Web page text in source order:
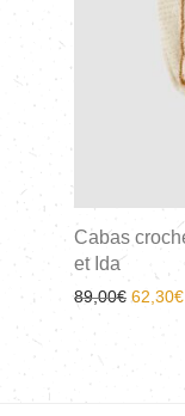
Cabas
et Ida
89,00€ 62,30€